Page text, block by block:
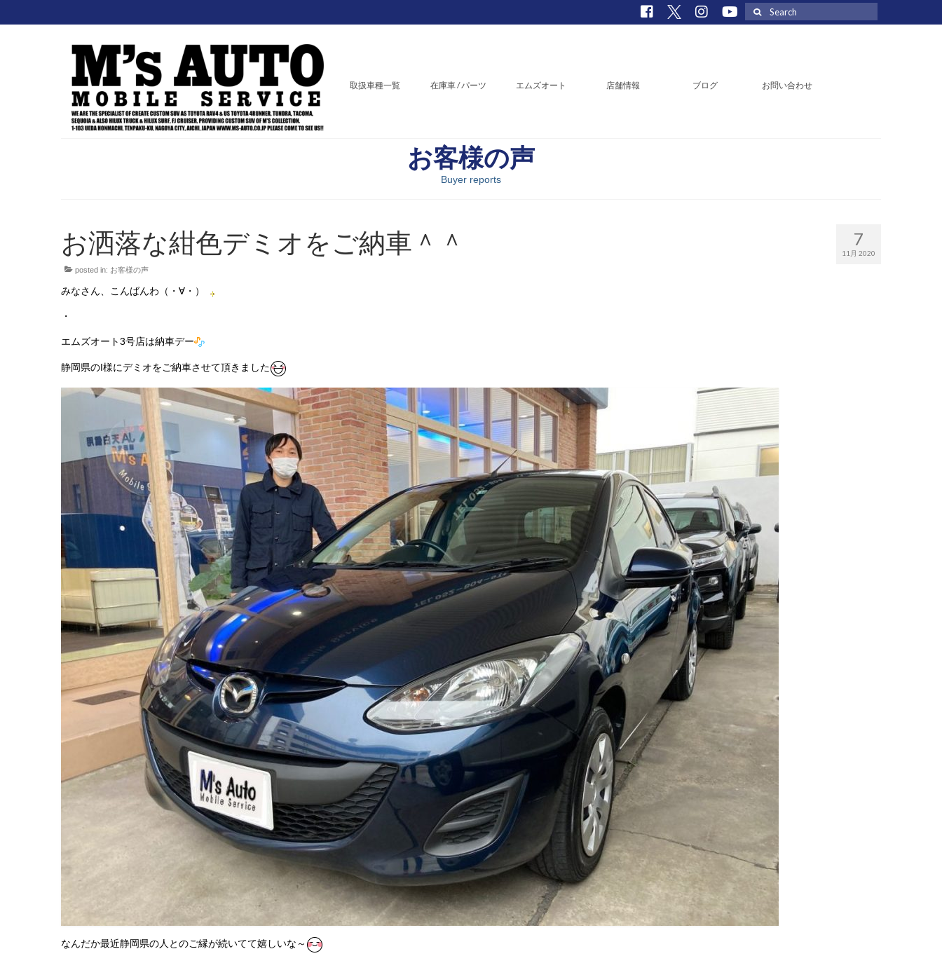
Search
for:
取扱車種一覧 在庫車 / パーツ エムズオート 店舗情報 ブログ お問い合わせ
お客様の声
Buyer reports
7
11月 2020
お洒落な紺色デミオをご納車＾＾
posted in: お客様の声
みなさん、こんばんわ（・∀・）
・
エムズオート3号店は納車デー
静岡県のI様にデミオをご納車させて頂きました
なんだか最近静岡県の人とのご縁が続いてて嬉しいな～